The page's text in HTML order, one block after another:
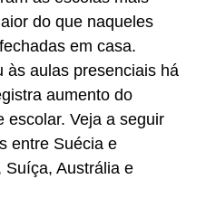
do que naqueles
em casa.
às aulas presenciais há
aumento do
escolar. Veja a seguir
entre Suécia e
Suíça, Austrália e